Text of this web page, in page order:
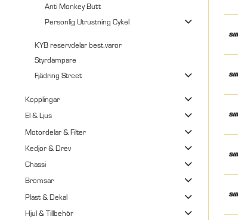
Anti Monkey Butt
Personlig Utrustning Cykel
KYB reservdelar best.varor
Styrdämpare
Fjädring Street
Kopplingar
El & Ljus
Motordelar & Filter
Kedjor & Drev
Chassi
Bromsar
Plast & Dekal
Hjul & Tillbehör